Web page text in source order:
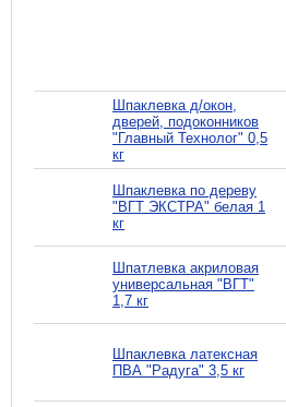
Шпаклевка д/окон,
дверей, подоконников
"Главный Технолог" 0,5
кг
Шпаклевка по дереву
"ВГТ ЭКСТРА" белая 1
кг
Шпатлевка акриловая
универсальная "ВГТ"
1,7 кг
Шпаклевка латексная
ПВА "Радуга" 3,5 кг